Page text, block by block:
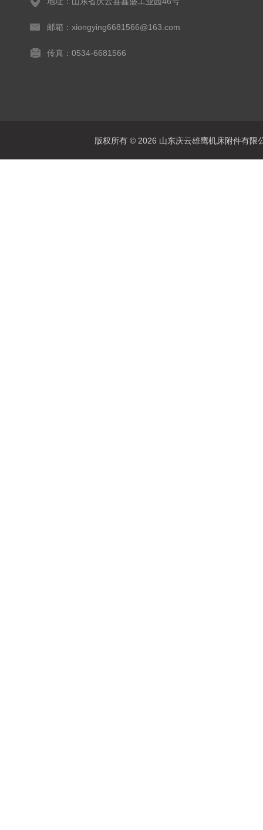
邮箱：xiongying6681566@163.com
传真：0534-6681566
版权所有 © 2026 山东庆云雄鹰机床附件有